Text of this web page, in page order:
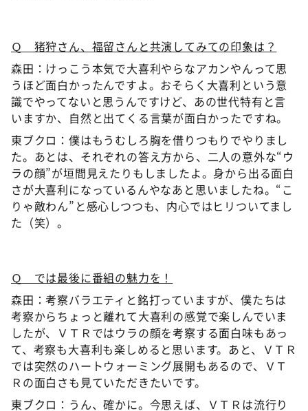
Ｑ 猪狩さん、福留さんと共演してみての印象は？
森田：けっこう本気で大喜利やらなアカンやんって思
うほど面白かったんですよ。おそらく大喜利という意
識でやってないと思うんですけど、あの世代特有と言
いますか、自然と出てくる言葉が面白かったですね。
東ブクロ：僕はもうむしろ胸を借りつもりでやりまし
た。あとは、それぞれの答え方から、二人の意外な“ウ
ラの顔”が垣間見えたりもしましたよ。身から出る面白
さが大喜利になっているんやなあと思いましたね。“こ
りゃ敵わん”と感心しつつも、内心ではヒリついてまし
た（笑）。
Ｑ では最後に番組の魅力を！
森田：考察バラエティと銘打っていますが、僕たちは
考察からちょっと離れて大喜利の感覚で楽しんでいま
したが、ＶＴＲではウラの顔を考察する面白味もあっ
て、考察も大喜利も楽しめると思います。あと、ＶＴＲ
では突然のハートウォーミング展開もあるので、ＶＴ
Ｒの面白さも見ていただきたいです。
東ブクロ：うん、確かに。今思えば、ＶＴＲは流行り